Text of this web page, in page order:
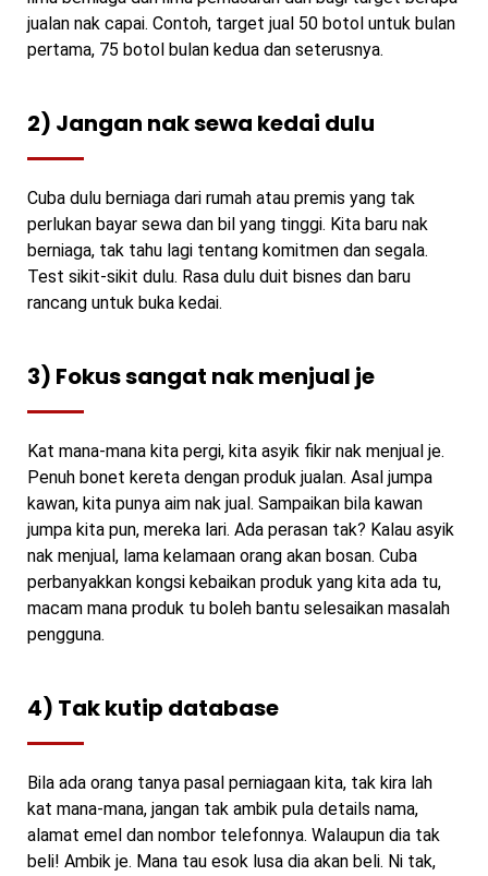
jualan nak capai. Contoh, target jual 50 botol untuk bulan
pertama, 75 botol bulan kedua dan seterusnya.
2) Jangan nak sewa kedai dulu
Cuba dulu berniaga dari rumah atau premis yang tak
perlukan bayar sewa dan bil yang tinggi. Kita baru nak
berniaga, tak tahu lagi tentang komitmen dan segala.
Test sikit-sikit dulu. Rasa dulu duit bisnes dan baru
rancang untuk buka kedai.
3) Fokus sangat nak menjual je
Kat mana-mana kita pergi, kita asyik fikir nak menjual je.
Penuh bonet kereta dengan produk jualan. Asal jumpa
kawan, kita punya aim nak jual. Sampaikan bila kawan
jumpa kita pun, mereka lari. Ada perasan tak? Kalau asyik
nak menjual, lama kelamaan orang akan bosan. Cuba
perbanyakkan kongsi kebaikan produk yang kita ada tu,
macam mana produk tu boleh bantu selesaikan masalah
pengguna.
4) Tak kutip database
Bila ada orang tanya pasal perniagaan kita, tak kira lah
kat mana-mana, jangan tak ambik pula details nama,
alamat emel dan nombor telefonnya. Walaupun dia tak
beli! Ambik je. Mana tau esok lusa dia akan beli. Ni tak,